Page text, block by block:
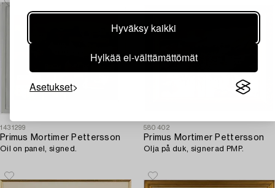
Hyväksy kaikki
Hylkää ei-välttämättömät
Asetukset
1431299
Primus Mortimer Pettersson
Oil on panel, signed.
580402
Primus Mortimer Pettersson
Olja på duk, signerad PMP.